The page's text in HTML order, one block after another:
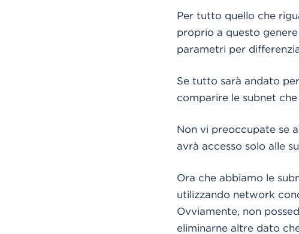
Per tutto quello che
proprio a questo
parametri per
Se tutto sarà andato
comparire le subnet
Non vi preoccupate se
avrà accesso solo alle
Ora che abbiamo le
utilizzando network
Ovviamente, non
eliminarne altre dato